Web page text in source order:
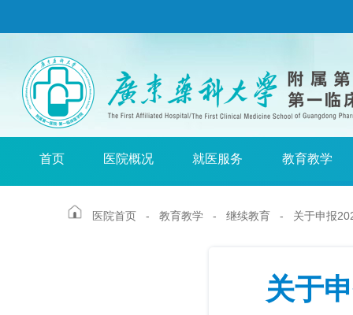
首页 医院概况 就医服务 教育教学
医院首页 - 教育教学 - 继续教育 - 关于申报
关于